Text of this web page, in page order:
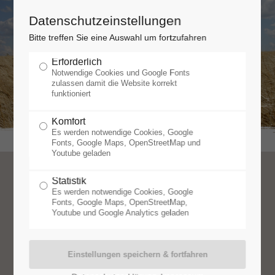
Das sagte die PRESSE
über uns und die
Feldhamster
Datenschutzeinstellungen
Bitte treffen Sie eine Auswahl um fortzufahren
Erforderlich
Notwendige Cookies und Google Fonts
zulassen damit die Website korrekt
funktioniert
Komfort
Es werden notwendige Cookies, Google
Fonts, Google Maps, OpenStreetMap und
Youtube geladen
Statistik
Es werden notwendige Cookies, Google
Fonts, Google Maps, OpenStreetMap,
Youtube und Google Analytics geladen